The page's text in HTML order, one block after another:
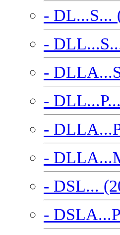
- DL...S...
-
-
-
-
-
- DSL...
-